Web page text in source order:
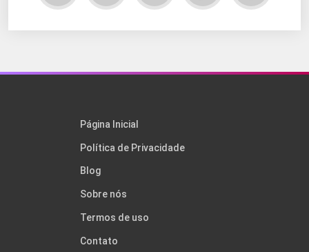
Página Inicial
Política de Privacidade
Blog
Sobre nós
Termos de uso
Contato